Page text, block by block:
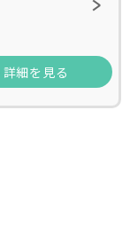
詳細を見る